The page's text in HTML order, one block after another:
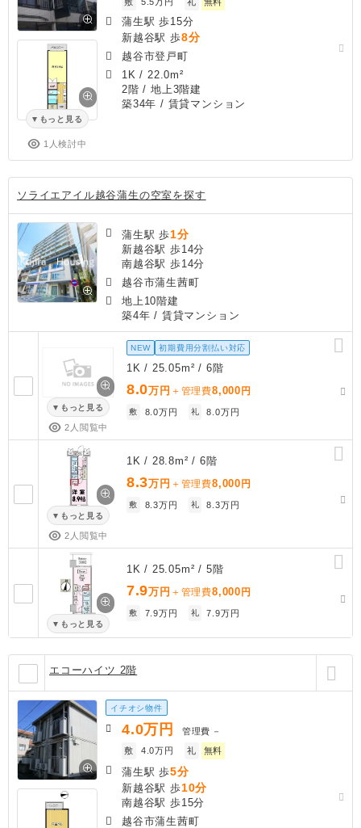
もっと見る
1人検討中
蒲生駅 歩15分
新越谷駅 歩8分
越谷市登戸町
1K / 22.0m²
2階 / 地上3階建
築34年 / 賃貸マンション
ソライエアイル越谷蒲生の空室を探す
蒲生駅 歩1分
新越谷駅 歩14分
南越谷駅 歩14分
越谷市蒲生茜町
地上10階建
築4年 / 賃貸マンション
もっと見る
2人閲覧中
NEW 初期費用分割払い対応
1K / 25.05m² / 6階
8.0万円 ＋管理費8,000 円
敷 8.0万円 礼 8.0万円
もっと見る
2人閲覧中
1K / 28.8m² / 6階
8.3万円 ＋管理費8,000 円
敷 8.3万円 礼 8.3万円
もっと見る
1K / 25.05m² / 5階
7.9万円 ＋管理費8,000 円
敷 7.9万円 礼 7.9万円
エコーハイツ 2階
イチオシ物件
4.0万円 管理費 －
敷
4.0万円 礼 無料
蒲生駅 歩5分
新越谷駅 歩10分
南越谷駅 歩15分
越谷市蒲生茜町